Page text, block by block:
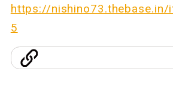
https://
5